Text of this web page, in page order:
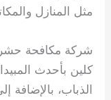
مثل المنازل
شركة مكافحة
كلين بأحدث
الذباب،